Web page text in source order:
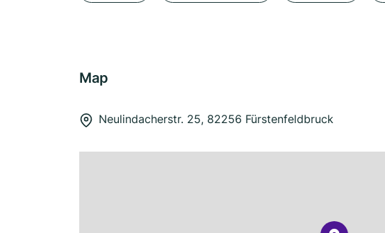
Map
Neulindacherstr. 25, 82256 Fürstenfeldbruck